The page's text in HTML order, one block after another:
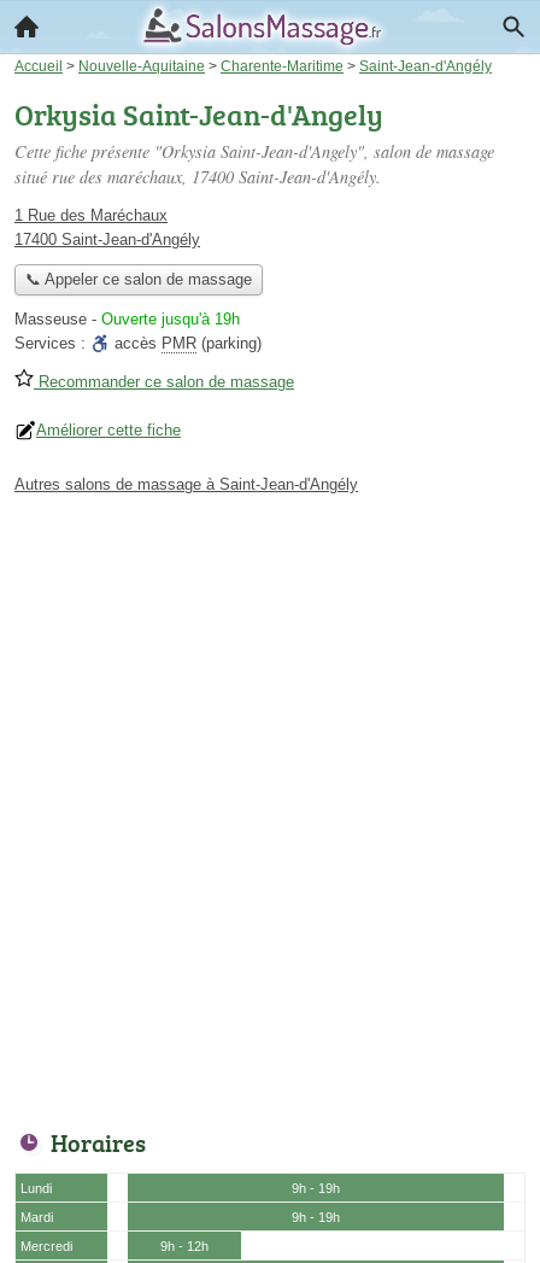
Accueil > Nouvelle-Aquitaine > Charente-Maritime > Saint-Jean-d'Angély
Orkysia Saint-Jean-d'Angely
Cette fiche présente "Orkysia Saint-Jean-d'Angely", salon de massage
situé rue des maréchaux, 17400 Saint-Jean-d'Angély.
1 Rue des Maréchaux
17400 Saint-Jean-d'Angély
📞 Appeler ce salon de massage
Masseuse - Ouverte jusqu'à 19h
Services :
accès PMR (parking)
Recommander ce salon de massage
Améliorer cette fiche
Autres salons de massage à Saint-Jean-d'Angély
Horaires
Lundi
9h - 19h
Mardi
9h - 19h
Mercredi
9h - 12h